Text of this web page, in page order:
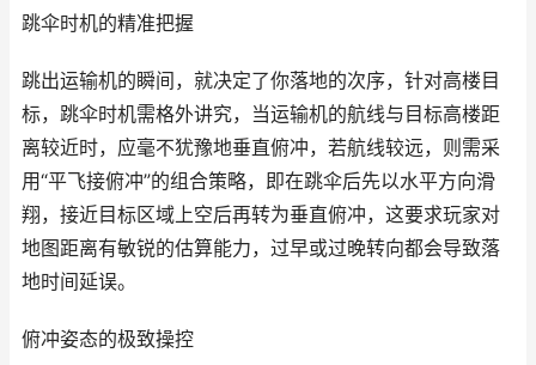
跳伞时机的精准把握
跳出运输机的瞬间，就决定了你落地的次序，针对高楼目
标，跳伞时机需格外讲究，当运输机的航线与目标高楼距
离较近时，应毫不犹豫地垂直俯冲，若航线较远，则需采
用“平飞接俯冲”的组合策略，即在跳伞后先以水平方向滑
翔，接近目标区域上空后再转为垂直俯冲，这要求玩家对
地图距离有敏锐的估算能力，过早或过晚转向都会导致落
地时间延误。
俯冲姿态的极致操控